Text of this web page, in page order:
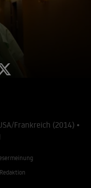
Frankreich (2014) •